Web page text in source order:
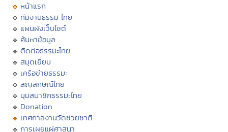
หน้าแรก
ทีมงานธรรมะไทย
แผนผังเว็บไซต์
ค้นหาข้อมูล
ติดต่อธรรมะไทย
สมุดเยี่ยม
เครือข่ายธรรมะ
สัญลักษณ์ไทย
มุมสมาชิกธรรมะไทย
Donation
เทศกาลงานวัดช่วยชาติ
การเผยแผ่ศาสนา